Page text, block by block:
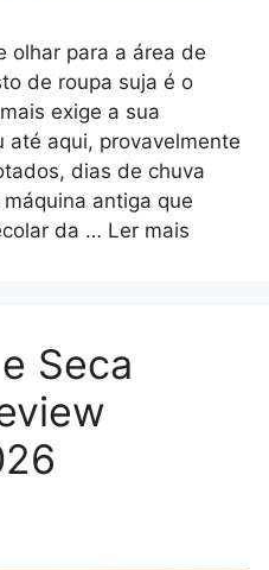
olhar para a área de
de roupa suja é o
exige a sua
até aqui, provavelmente
dias de chuva
antiga que
da … Ler mais
Seca